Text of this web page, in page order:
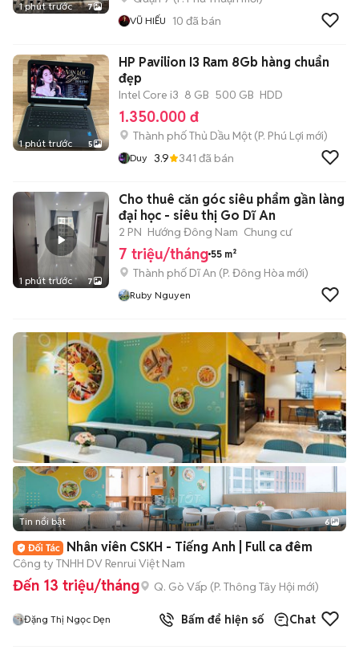
1 phút trước 7
VŨ HIẾU 10 đã bán
1 phút trước 5
HP Pavilion I3 Ram 8Gb hàng chuẩn
đẹp
Intel Core i3 8 GB 500 GB HDD
1.350.000 đ
Thành phố Thủ Dầu Một (P. Phú Lợi mới)
Duy 3.9 341 đã bán
1 phút trước 7
Cho thuê căn góc siêu phẩm gần làng
đại học - siêu thị Go Dĩ An
2 PN Hướng Đông Nam Chung cư
7 triệu/tháng 55 m²
Thành phố Dĩ An (P. Đông Hòa mới)
Ruby Nguyen
+2
Tin nổi bật 6
Nhân viên CSKH - Tiếng Anh | Full ca đêm
Công ty TNHH DV Renrui Việt Nam
Đến 13 triệu/tháng Q. Gò Vấp (P. Thông Tây Hội mới)
Đặng Thị Ngọc Dẹn Bấm để hiện số Chat